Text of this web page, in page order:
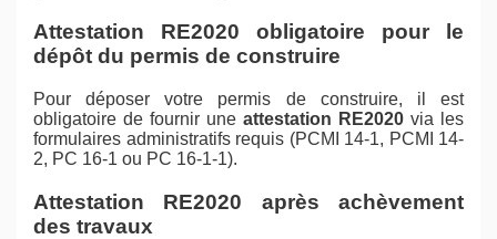
Attestation RE2020 obligatoire pour le
dépôt du permis de construire
Pour déposer votre permis de construire, il est
obligatoire de fournir une attestation RE2020 via les
formulaires administratifs requis (PCMI 14-1, PCMI 14-
2, PC 16-1 ou PC 16-1-1).
Attestation RE2020 après achèvement
des travaux